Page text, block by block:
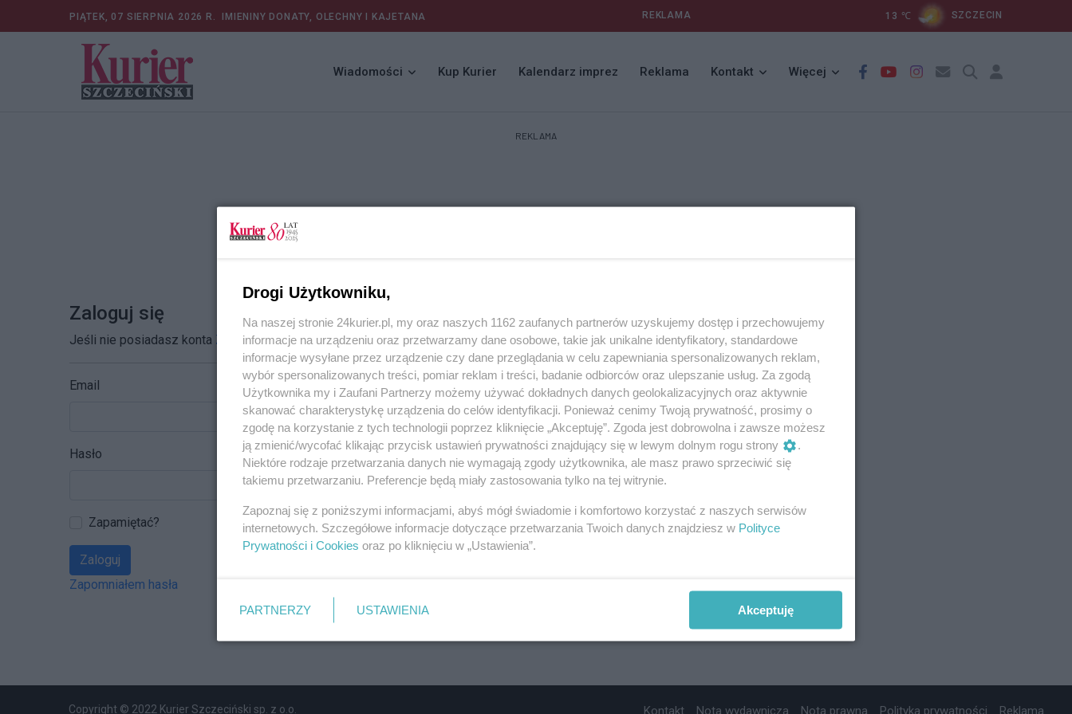
PIĄTEK, 07 SIERPNIA 2026 R. IMIENINY DONATY, OLECHNY I KAJETANA REKLAMA 13 ℃ SZCZECIN
Wiadomości Kup Kurier Kalendarz imprez Reklama Kontakt Więcej
REKLAMA
Zaloguj się
Jeśli nie posiadasz konta Zarejestruj się
Email
Hasło
Zapamiętać?
Zaloguj
Zapomniałem hasła
Copyright © 2022 Kurier Szczeciński sp. z o.o. Kontakt Nota wydawnicza Nota prawna Polityka prywatności Reklama
Drogi Użytkowniku,
Na naszej stronie 24kurier.pl, my oraz naszych 1162 zaufanych partnerów uzyskujemy dostęp i przechowujemy
informacje na urządzeniu oraz przetwarzamy dane osobowe, takie jak unikalne identyfikatory, standardowe
informacje wysyłane przez urządzenie czy dane przeglądania w celu zapewniania spersonalizowanych reklam,
wybór spersonalizowanych treści, pomiar reklam i treści, badanie odbiorców oraz ulepszanie usług. Za zgodą
Użytkownika my i Zaufani Partnerzy możemy używać dokładnych danych geolokalizacyjnych oraz aktywnie
skanować charakterystykę urządzenia do celów identyfikacji. Ponieważ cenimy Twoją prywatność, prosimy o
zgodę na korzystanie z tych technologii poprzez kliknięcie „Akceptuję”. Zgoda jest dobrowolna i zawsze możesz
ją zmienić/wycofać klikając przycisk ustawień prywatności znajdujący się w lewym dolnym rogu strony
.
Niektóre rodzaje przetwarzania danych nie wymagają zgody użytkownika, ale masz prawo sprzeciwić się
takiemu przetwarzaniu. Preferencje będą miały zastosowania tylko na tej witrynie.
Zapoznaj się z poniższymi informacjami, abyś mógł świadomie i komfortowo korzystać z naszych serwisów
internetowych. Szczegółowe informacje dotyczące przetwarzania Twoich danych znajdziesz w Polityce
Prywatności i Cookies oraz po kliknięciu w „Ustawienia”.
PARTNERZY USTAWIENIA Akceptuję